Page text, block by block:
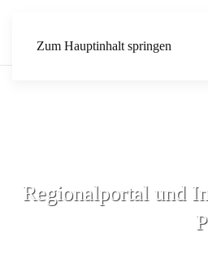
Zum Hauptinhalt springen
Regionalportal und